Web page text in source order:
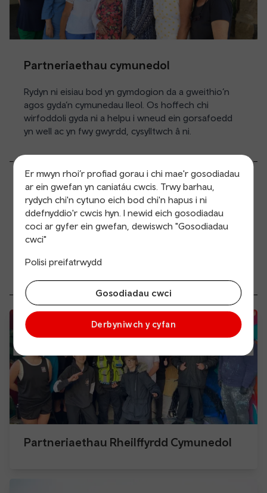
Er mwyn rhoi’r profiad gorau i chi mae'r gosodiadau
ar ein gwefan yn caniatáu cwcis. Trwy barhau,
rydych chi'n cytuno eich bod chi'n hapus i ni
ddefnyddio'r cwcis hyn. I newid eich gosodiadau
coci ar gyfer ein gwefan, dewiswch "Gosodiadau
cwci"
Polisi preifatrwydd
Gosodiadau cwci
Derbyniwch y cyfan
Partneriaethau cymunedol
Rydyn ni eisiau bod yn gymdogion da a gweithio’n
agos gyda’n cymunedau lleol. Os hoffech chi
wirfoddoli gyda ni a helpu i wneud ein gorsafoedd
yn well ac yn fwy gwyrdd, cysylltwch â ni.
Mae Trafnidiaeth Cymru yn sefydliad ifanc
sy’n datblygu ac ar daith gyffrous. Rydym
yn tyfu ac yn ceisio gwella’r ffordd rydym
yn ymgysylltu â’n cwsmeriaid,
rhanddeiliaid, y cyhoedd a chymunedau
Partneriaethau Rheilffyrdd Cymunedol